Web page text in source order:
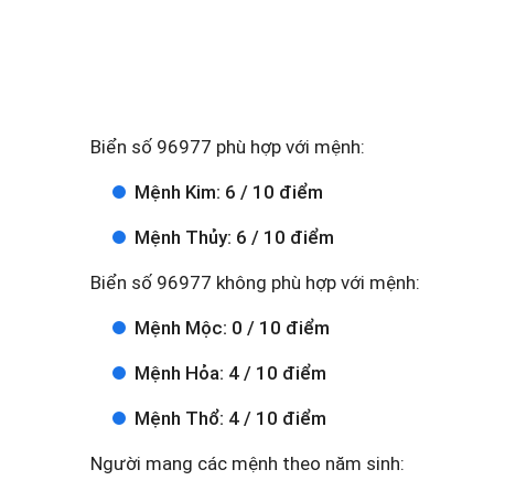
Biển số 96977 phù hợp với mệnh:
Mệnh Kim: 6 / 10 điểm
Mệnh Thủy: 6 / 10 điểm
Biển số 96977 không phù hợp với mệnh:
Mệnh Mộc: 0 / 10 điểm
Mệnh Hỏa: 4 / 10 điểm
Mệnh Thổ: 4 / 10 điểm
Người mang các mệnh theo năm sinh: